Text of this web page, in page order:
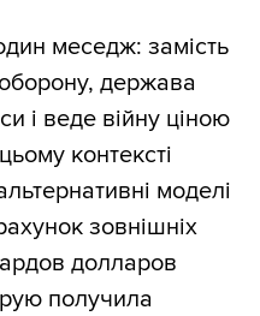
меседж: замість
держава
і веде війну ціною
контексті
моделі
зовнішніх
долларов
получила